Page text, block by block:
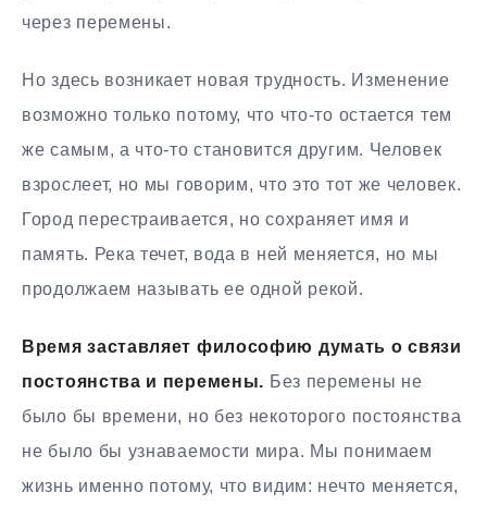
через перемены.
Но здесь возникает новая трудность. Изменение
возможно только потому, что что-то остается тем
же самым, а что-то становится другим. Человек
взрослеет, но мы говорим, что это тот же человек.
Город перестраивается, но сохраняет имя и
память. Река течет, вода в ней меняется, но мы
продолжаем называть ее одной рекой.
Время заставляет философию думать о связи
постоянства и перемены. Без перемены не
было бы времени, но без некоторого постоянства
не было бы узнаваемости мира. Мы понимаем
жизнь именно потому, что видим: нечто меняется,